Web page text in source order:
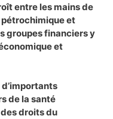
entre les mains de
et
groupes financiers y
et
de la santé
droits du